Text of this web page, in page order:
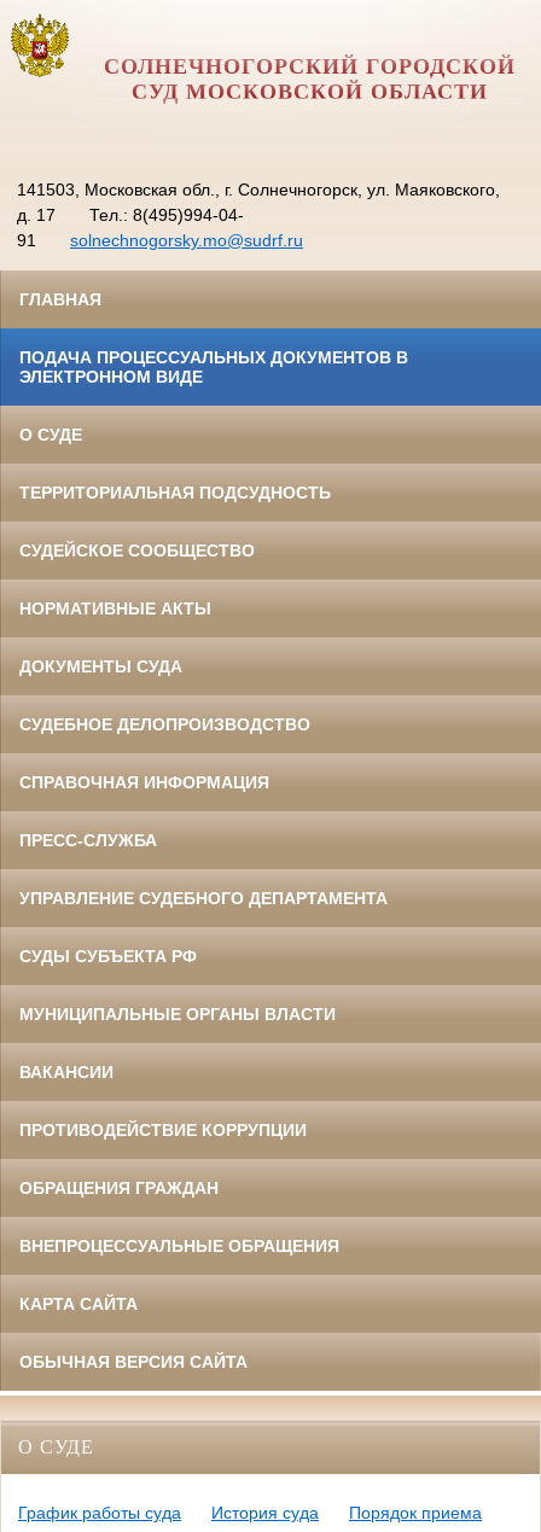
СОЛНЕЧНОГОРСКИЙ ГОРОДСКОЙ
СУД МОСКОВСКОЙ ОБЛАСТИ
141503, Московская обл., г. Солнечногорск, ул. Маяковского,
д. 17
Тел.: 8(495)994-04-
91
solnechnogorsky.mo@sudrf.ru
ГЛАВНАЯ
ПОДАЧА ПРОЦЕССУАЛЬНЫХ ДОКУМЕНТОВ В
ЭЛЕКТРОННОМ ВИДЕ
О СУДЕ
ТЕРРИТОРИАЛЬНАЯ ПОДСУДНОСТЬ
СУДЕЙСКОЕ СООБЩЕСТВО
НОРМАТИВНЫЕ АКТЫ
ДОКУМЕНТЫ СУДА
СУДЕБНОЕ ДЕЛОПРОИЗВОДСТВО
СПРАВОЧНАЯ ИНФОРМАЦИЯ
ПРЕСС-СЛУЖБА
УПРАВЛЕНИЕ СУДЕБНОГО ДЕПАРТАМЕНТА
СУДЫ СУБЪЕКТА РФ
МУНИЦИПАЛЬНЫЕ ОРГАНЫ ВЛАСТИ
ВАКАНСИИ
ПРОТИВОДЕЙСТВИЕ КОРРУПЦИИ
ОБРАЩЕНИЯ ГРАЖДАН
ВНЕПРОЦЕССУАЛЬНЫЕ ОБРАЩЕНИЯ
КАРТА САЙТА
ОБЫЧНАЯ ВЕРСИЯ САЙТА
О СУДЕ
График работы суда История суда
Порядок приема